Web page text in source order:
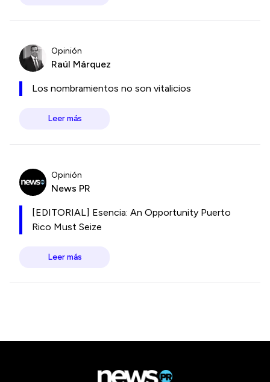
Opinión
Raúl Márquez
Los nombramientos no son vitalicios
Leer más
Opinión
News PR
[EDITORIAL] Esencia: An Opportunity Puerto
Rico Must Seize
Leer más